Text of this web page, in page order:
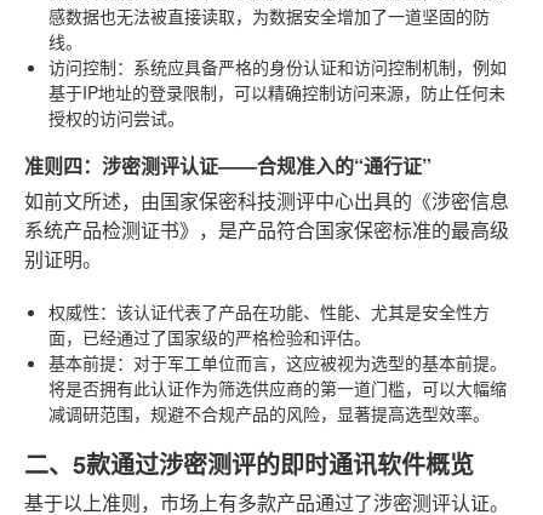
感数据也无法被直接读取，为数据安全增加了一道坚固的防
线。
访问控制：系统应具备严格的身份认证和访问控制机制，例如
基于IP地址的登录限制，可以精确控制访问来源，防止任何未
授权的访问尝试。
准则四：涉密测评认证——合规准入的“通行证”
如前文所述，由国家保密科技测评中心出具的《涉密信息
系统产品检测证书》，是产品符合国家保密标准的最高级
别证明。
权威性：该认证代表了产品在功能、性能、尤其是安全性方
面，已经通过了国家级的严格检验和评估。
基本前提：对于军工单位而言，这应被视为选型的基本前提。
将是否拥有此认证作为筛选供应商的第一道门槛，可以大幅缩
减调研范围，规避不合规产品的风险，显著提高选型效率。
二、5款通过涉密测评的即时通讯软件概览
基于以上准则，市场上有多款产品通过了涉密测评认证。